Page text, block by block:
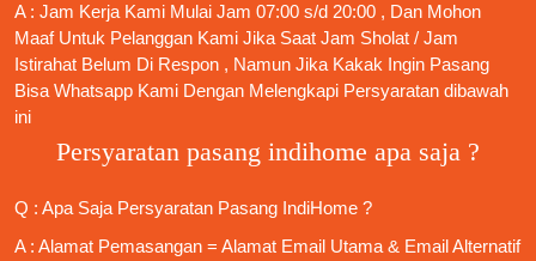
A : Jam Kerja Kami Mulai Jam 07:00 s/d 20:00 , Dan Mohon
Maaf Untuk Pelanggan Kami Jika Saat Jam Sholat / Jam
Istirahat Belum Di Respon , Namun Jika Kakak Ingin Pasang
Bisa Whatsapp Kami Dengan Melengkapi Persyaratan dibawah
ini
Persyaratan pasang indihome apa saja ?
Q : Apa Saja Persyaratan Pasang IndiHome ?
A : Alamat Pemasangan = Alamat Email Utama & Email Alternatif